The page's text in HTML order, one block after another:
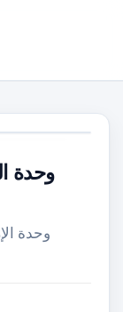
وحدة
وحدة